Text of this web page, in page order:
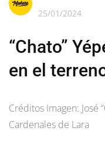
25/01/2024
“Chato”
en el
Créditos Imagen: José
Cardenales de Lara